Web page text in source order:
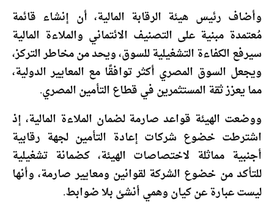
وأضاف رئيس هيئة الرقابة المالية، أن إنشاء قائمة
مُعتمدة مبنية على التصنيف الائتماني والملاءة المالية
سيرفع الكفاءة التشغيلية للسوق، ويحد من مخاطر التركز،
ويجعل السوق المصري أكثر توافقًا مع المعايير الدولية،
مما يعزز ثقة المستثمرين في قطاع التأمين المصري.
ووضعت الهيئة قواعد صارمة لضمان الملاءة المالية، إذ
اشترطت خضوع شركات إعادة التأمين لجهة رقابية
أجنبية مماثلة لاختصاصات الهيئة، كضمانة تشغيلية
للتأكد من خضوع الشركة لقوانين ومعايير صارمة، وأنها
ليست عبارة عن كيان وهمي أنشئ بلا ضوابط.